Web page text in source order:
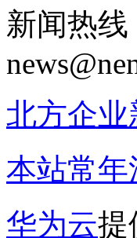
新闻热线
北方企业
本站常
华为云提